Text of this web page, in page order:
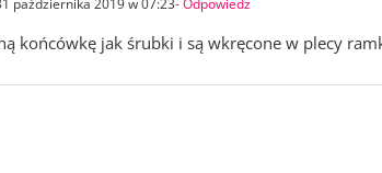
października 2019 w 07:23- Odpowiedz
końcówkę jak śrubki i są wkręcone w plecy